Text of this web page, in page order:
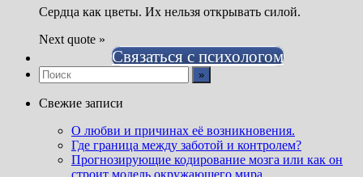
Сердца как цветы. Их нельзя открывать силой.
Next quote »
Связаться с психологом
Свежие записи
О любви и причинах её возникновения.
Где граница между заботой и контролем?
Прогнозирующие кодирование мозга или как он
строит модель окружающего мира.